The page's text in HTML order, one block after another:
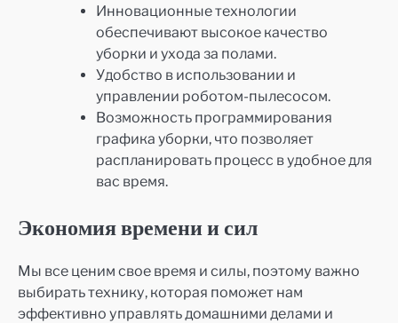
Инновационные технологии
обеспечивают высокое качество
уборки и ухода за полами.
Удобство в использовании и
управлении роботом-пылесосом.
Возможность программирования
графика уборки, что позволяет
распланировать процесс в удобное для
вас время.
Экономия времени и сил
Мы все ценим свое время и силы, поэтому важно
выбирать технику, которая поможет нам
эффективно управлять домашними делами и